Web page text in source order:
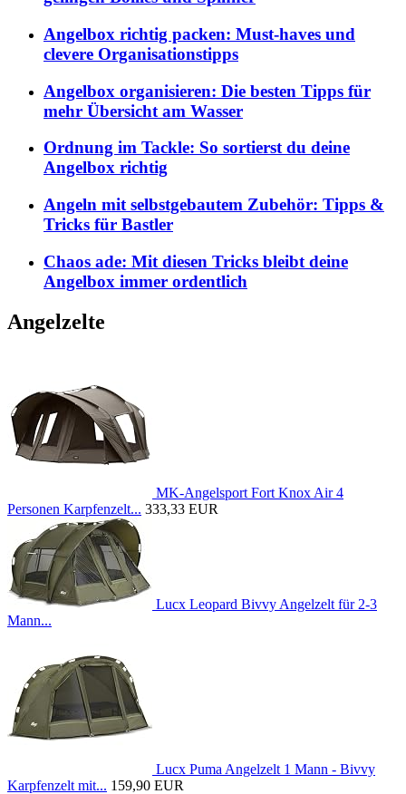
Angelbox richtig packen: Must-haves und
clevere Organisationstipps
Angelbox organisieren: Die besten Tipps für
mehr Übersicht am Wasser
Ordnung im Tackle: So sortierst du deine
Angelbox richtig
Angeln mit selbstgebautem Zubehör: Tipps &
Tricks für Bastler
Chaos ade: Mit diesen Tricks bleibt deine
Angelbox immer ordentlich
Angelzelte
MK-Angelsport Fort Knox Air 4
Personen Karpfenzelt... 333,33 EUR
Lucx Leopard Bivvy Angelzelt für 2-3
Mann...
Lucx Puma Angelzelt 1 Mann - Bivvy
Karpfenzelt mit... 159,90 EUR